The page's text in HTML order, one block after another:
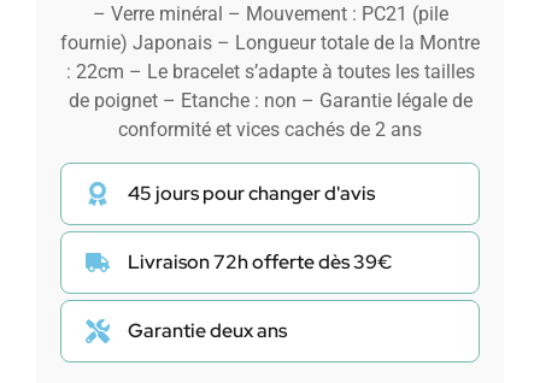
– Verre minéral – Mouvement : PC21 (pile
fournie) Japonais – Longueur totale de la Montre
: 22cm – Le bracelet s’adapte à toutes les tailles
de poignet – Etanche : non – Garantie légale de
conformité et vices cachés de 2 ans
45 jours pour changer d'avis
Livraison 72h offerte dès 39€
Garantie deux ans